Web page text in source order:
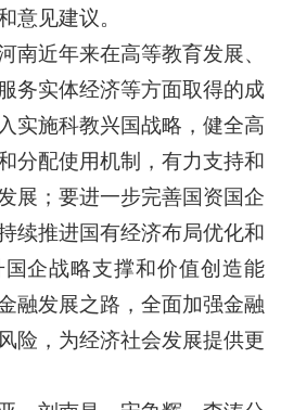
意见建议。
南近年来在高等教育发展、
务实体经济等方面取得的成
实施科教兴国战略，健全高
分配使用机制，有力支持和
展；要进一步完善国资国企
续推进国有经济布局优化和
企战略支撑和价值创造能
融发展之路，全面加强金融
险，为经济社会发展提供更